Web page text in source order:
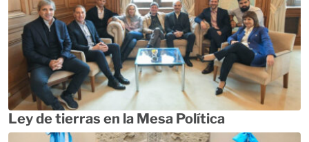
Ley de tierras en la Mesa Política